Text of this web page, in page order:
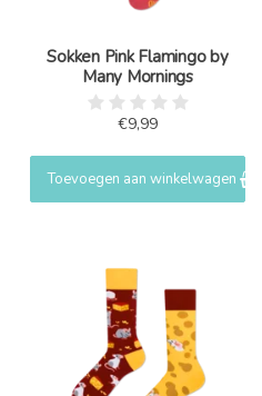
Sokken Pink Flamingo by
Many Mornings
€9,99
Toevoegen aan winkelwagen